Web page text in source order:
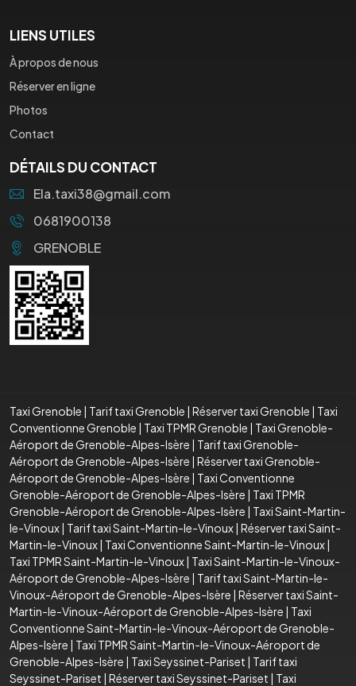
LIENS UTILES
À propos de nous
Réserver en ligne
Photos
Contact
DÉTAILS DU CONTACT
Ela.taxi38@gmail.com
0681900138
GRENOBLE
Taxi Grenoble | Tarif taxi Grenoble | Réserver taxi Grenoble | Taxi
Conventionne Grenoble | Taxi TPMR Grenoble | Taxi Grenoble-
Aéroport de Grenoble-Alpes-Isère | Tarif taxi Grenoble-
Aéroport de Grenoble-Alpes-Isère | Réserver taxi Grenoble-
Aéroport de Grenoble-Alpes-Isère | Taxi Conventionne
Grenoble-Aéroport de Grenoble-Alpes-Isère | Taxi TPMR
Grenoble-Aéroport de Grenoble-Alpes-Isère | Taxi Saint-Martin-
le-Vinoux| Tarif taxi Saint-Martin-le-Vinoux| Réserver taxi Saint-
Martin-le-Vinoux| Taxi Conventionne Saint-Martin-le-Vinoux|
Taxi TPMR Saint-Martin-le-Vinoux| Taxi Saint-Martin-le-Vinoux-
Aéroport de Grenoble-Alpes-Isère | Tarif taxi Saint-Martin-le-
Vinoux-Aéroport de Grenoble-Alpes-Isère | Réserver taxi Saint-
Martin-le-Vinoux-Aéroport de Grenoble-Alpes-Isère | Taxi
Conventionne Saint-Martin-le-Vinoux-Aéroport de Grenoble-
Alpes-Isère | Taxi TPMR Saint-Martin-le-Vinoux-Aéroport de
Grenoble-Alpes-Isère | Taxi Seyssinet-Pariset | Tarif taxi
Seyssinet-Pariset | Réserver taxi Seyssinet-Pariset | Taxi